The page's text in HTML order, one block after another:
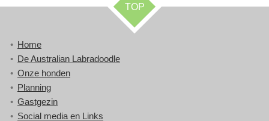
TOP
Home
De Australian Labradoodle
Onze honden
Planning
Gastgezin
Social media en Links